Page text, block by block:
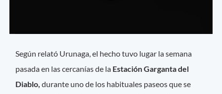
Según relató Urunaga, el hecho tuvo lugar la semana
pasada en las cercanías de la Estación Garganta del
Diablo,durante uno de los habituales paseos que se